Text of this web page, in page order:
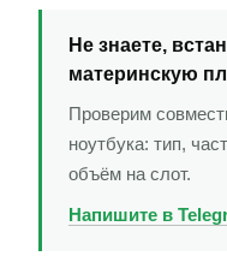
Не знаете,
материнскую
Проверим
ноутбука: тип,
объём на слот.
Напишите в